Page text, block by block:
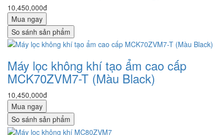
10,450,000đ
Mua ngay
So sánh sản phẩm
Máy lọc không khí tạo ẩm cao cấp
MCK70ZVM7-T (Màu Black)
10,450,000đ
Mua ngay
So sánh sản phẩm